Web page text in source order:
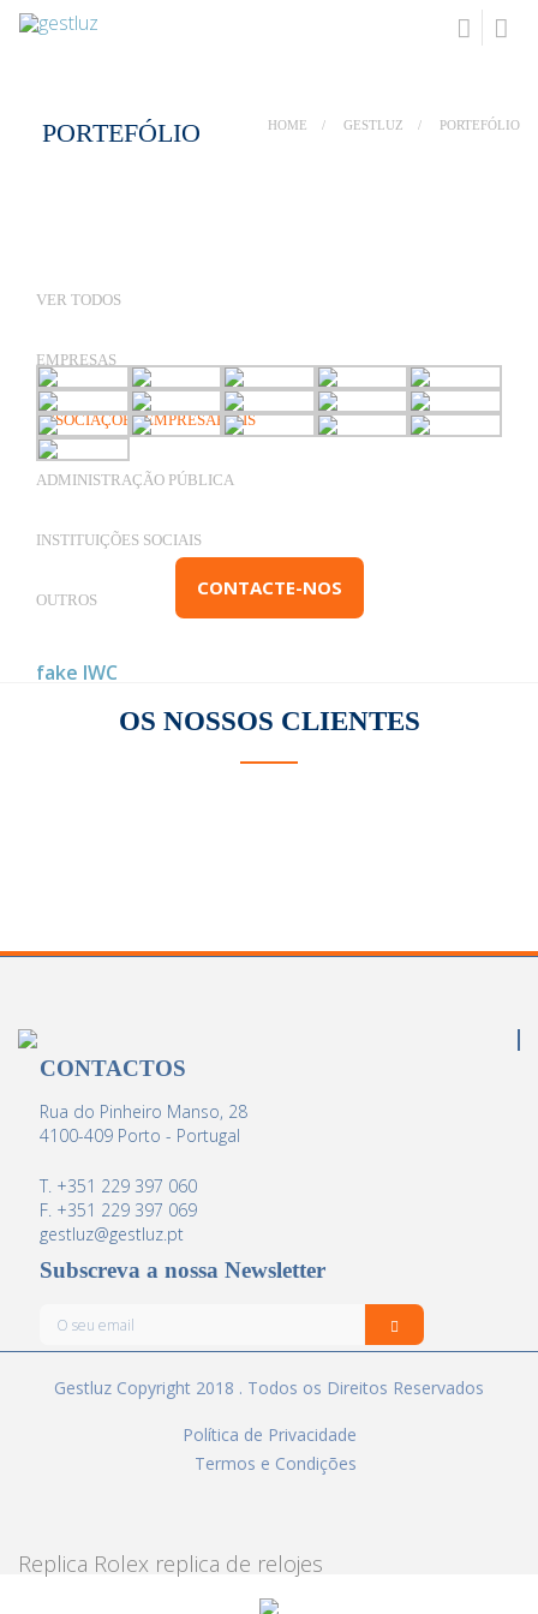
PORTEFÓLIO HOME GESTLUZ PORTEFÓLIO
VER TODOS
EMPRESAS
ASSOCIAÇÕES EMPRESARIAIS
ADMINISTRAÇÃO PÚBLICA
INSTITUIÇÕES SOCIAIS
OUTROS
CONTACTE-NOS
fake IWC
OS NOSSOS CLIENTES
CONTACTOS
Rua do Pinheiro Manso, 28
4100-409 Porto - Portugal
T. +351 229 397 060
F. +351 229 397 069
gestluz@gestluz.pt
Subscreva a nossa Newsletter
Gestluz Copyright 2018 . Todos os Direitos Reservados
Política de Privacidade
Termos e Condições
Replica Rolex replica de relojes